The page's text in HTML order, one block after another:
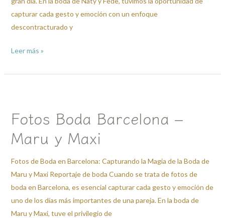
capturar cada gesto y emoción con un enfoque
descontracturado y
Leer más »
Fotos Boda Barcelona –
Maru y Maxi
Fotos de Boda en Barcelona: Capturando la Magia de la Boda de
Maru y Maxi Reportaje de boda Cuando se trata de fotos de
boda en Barcelona, es esencial capturar cada gesto y emoción de
uno de los días más importantes de una pareja. En la boda de
Maru y Maxi, tuve el privilegio de
Barcelona
Maru